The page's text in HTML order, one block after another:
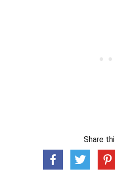
Share